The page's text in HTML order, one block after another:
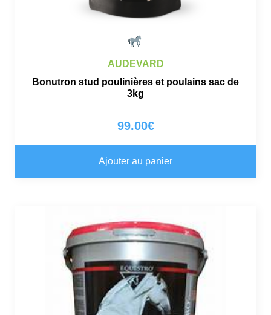
AUDEVARD
Bonutron stud poulinières et poulains sac de
3kg
99.00€
Ajouter au panier